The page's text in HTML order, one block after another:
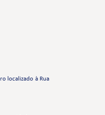
localizado à Rua